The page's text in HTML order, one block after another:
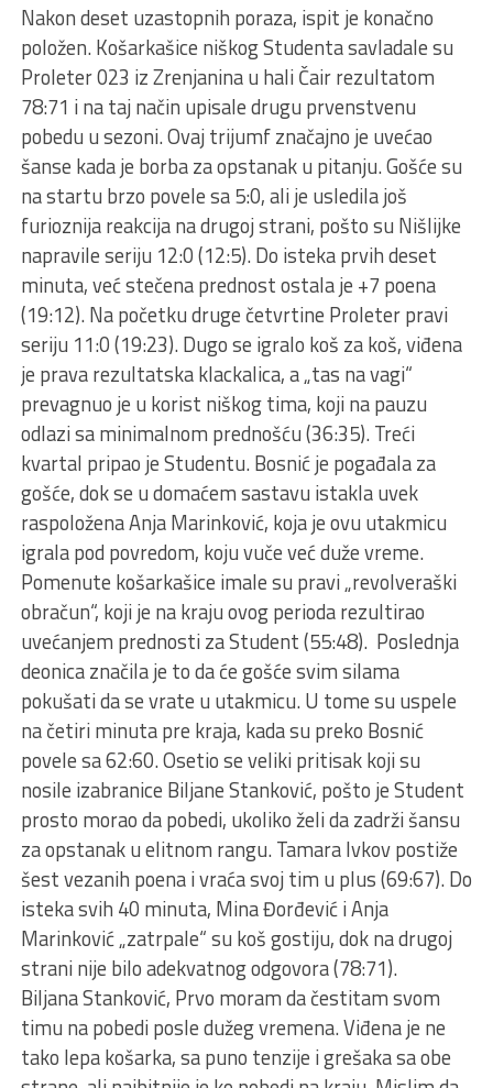
Nakon deset uzastopnih poraza, ispit je konačno
položen. Košarkašice niškog Studenta savladale su
Proleter 023 iz Zrenjanina u hali Čair rezultatom
78:71 i na taj način upisale drugu prvenstvenu
pobedu u sezoni. Ovaj trijumf značajno je uvećao
šanse kada je borba za opstanak u pitanju. Gošće su
na startu brzo povele sa 5:0, ali je usledila još
furioznija reakcija na drugoj strani, pošto su Nišlijke
napravile seriju 12:0 (12:5). Do isteka prvih deset
minuta, već stečena prednost ostala je +7 poena
(19:12). Na početku druge četvrtine Proleter pravi
seriju 11:0 (19:23). Dugo se igralo koš za koš, viđena
je prava rezultatska klackalica, a „tas na vagi“
prevagnuo je u korist niškog tima, koji na pauzu
odlazi sa minimalnom prednošću (36:35). Treći
kvartal pripao je Studentu. Bosnić je pogađala za
gošće, dok se u domaćem sastavu istakla uvek
raspoložena Anja Marinković, koja je ovu utakmicu
igrala pod povredom, koju vuče već duže vreme.
Pomenute košarkašice imale su pravi „revolveraški
obračun“, koji je na kraju ovog perioda rezultirao
uvećanjem prednosti za Student (55:48). Poslednja
deonica značila je to da će gošće svim silama
pokušati da se vrate u utakmicu. U tome su uspele
na četiri minuta pre kraja, kada su preko Bosnić
povele sa 62:60. Osetio se veliki pritisak koji su
nosile izabranice Biljane Stanković, pošto je Student
prosto morao da pobedi, ukoliko želi da zadrži šansu
za opstanak u elitnom rangu. Tamara Ivkov postiže
šest vezanih poena i vraća svoj tim u plus (69:67). Do
isteka svih 40 minuta, Mina Đorđević i Anja
Marinković „zatrpale“ su koš gostiju, dok na drugoj
strani nije bilo adekvatnog odgovora (78:71).
Biljana Stanković, Prvo moram da čestitam svom
timu na pobedi posle dužeg vremena. Viđena je ne
tako lepa košarka, sa puno tenzije i grešaka sa obe